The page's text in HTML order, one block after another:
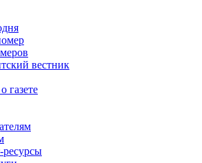
вестник
газете
ресурсы